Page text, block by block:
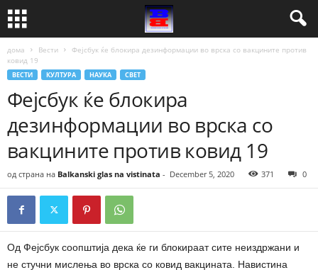
дома Вести
Фејсбук ќе блокира дезинформации во врска со вакцините против
ковид 19
ВЕСТИ КУЛТУРА НАУКА СВЕТ
Фејсбук ќе блокира
дезинформации во врска со
вакцините против ковид 19
од страна на Balkanski glas na vistinata - December 5, 2020 371 0
Од Фејсбук соопштија дека ќе ги блокираат сите неиздржани и
не стучни мислења во врска со ковид вакцината. Навистина